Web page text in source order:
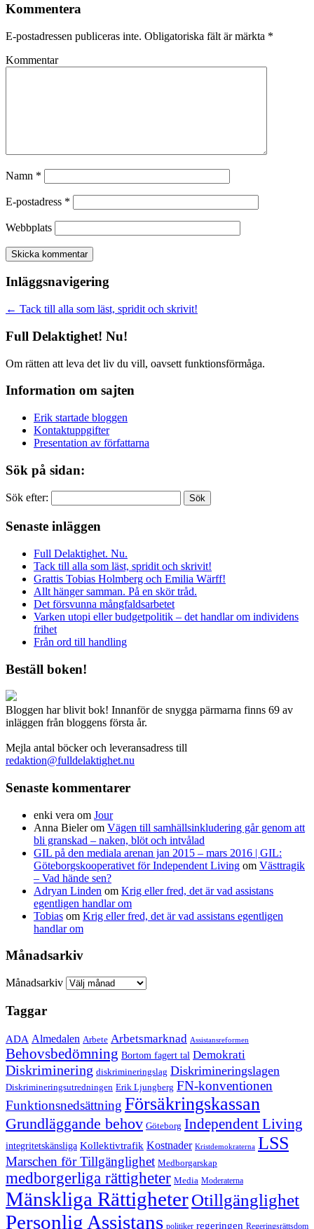
Kommentera
E-postadressen publiceras inte. Obligatoriska fält är märkta *
Kommentar
Namn *
E-postadress *
Webbplats
Inläggsnavigering
← Tack till alla som läst, spridit och skrivit!
Full Delaktighet! Nu!
Om rätten att leva det liv du vill, oavsett funktionsförmåga.
Information om sajten
Erik startade bloggen
Kontaktuppgifter
Presentation av författarna
Sök på sidan:
Sök efter:
Senaste inläggen
Full Delaktighet. Nu.
Tack till alla som läst, spridit och skrivit!
Grattis Tobias Holmberg och Emilia Wärff!
Allt hänger samman. På en skör tråd.
Det försvunna mångfaldsarbetet
Varken utopi eller budgetpolitik – det handlar om individens
frihet
Från ord till handling
Beställ boken!
Bloggen har blivit bok! Innanför de snygga pärmarna finns 69 av
inläggen från bloggens första år.
Mejla antal böcker och leveransadress till
redaktion@fulldelaktighet.nu
Senaste kommentarer
enki vera om Jour
Anna Bielerom Vägen till samhällsinkludering går genom att
bli granskad – naken, blöt och intvålad
GIL på den mediala arenan jan 2015 – mars 2016 | GIL:
Göteborgskooperativet för Independent Living om Västtragik
– Vad hände sen?
Adryan Linden om Krig eller fred, det är vad assistans
egentligen handlar om
Tobias om Krig eller fred, det är vad assistans egentligen
handlar om
Månadsarkiv
Månadsarkiv
Taggar
ADA Almedalen Arbete Arbetsmarknad Assistansreformen
Behovsbedömning Bortom fagert tal Demokrati
Diskriminering diskrimineringslag Diskrimineringslagen
Diskrimineringsutredningen Erik Ljungberg FN-konventionen
Funktionsnedsättning Försäkringskassan
Grundläggande behov Göteborg Independent Living
integritetskänsliga Kollektivtrafik Kostnader Kristdemokraterna LSS
Marschen för Tillgänglighet Medborgarskap
medborgerliga rättigheter Media Moderaterna
Mänskliga RättigheterOtillgänglighet
Personlig Assistans politiker regeringen Regeringsrättsdom